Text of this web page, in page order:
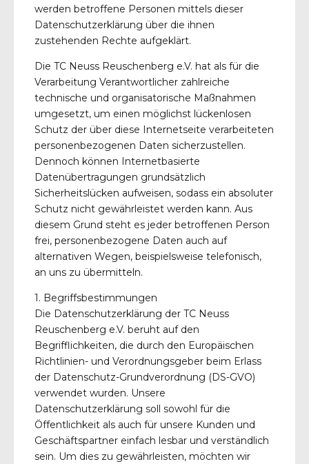
werden betroffene Personen mittels dieser
Datenschutzerklärung über die ihnen
zustehenden Rechte aufgeklärt.
Die TC Neuss Reuschenberg e.V. hat als für die
Verarbeitung Verantwortlicher zahlreiche
technische und organisatorische Maßnahmen
umgesetzt, um einen möglichst lückenlosen
Schutz der über diese Internetseite verarbeiteten
personenbezogenen Daten sicherzustellen.
Dennoch können Internetbasierte
Datenübertragungen grundsätzlich
Sicherheitslücken aufweisen, sodass ein absoluter
Schutz nicht gewährleistet werden kann. Aus
diesem Grund steht es jeder betroffenen Person
frei, personenbezogene Daten auch auf
alternativen Wegen, beispielsweise telefonisch,
an uns zu übermitteln.
1. Begriffsbestimmungen
Die Datenschutzerklärung der TC Neuss
Reuschenberg e.V. beruht auf den
Begrifflichkeiten, die durch den Europäischen
Richtlinien- und Verordnungsgeber beim Erlass
der Datenschutz-Grundverordnung (DS-GVO)
verwendet wurden. Unsere
Datenschutzerklärung soll sowohl für die
Öffentlichkeit als auch für unsere Kunden und
Geschäftspartner einfach lesbar und verständlich
sein. Um dies zu gewährleisten, möchten wir